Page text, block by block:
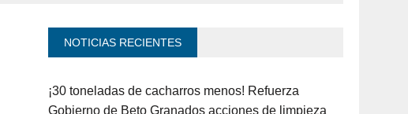
NOTICIAS RECIENTES
¡30 toneladas de cacharros menos! Refuerza
Gobierno de Beto Granados acciones de limpieza